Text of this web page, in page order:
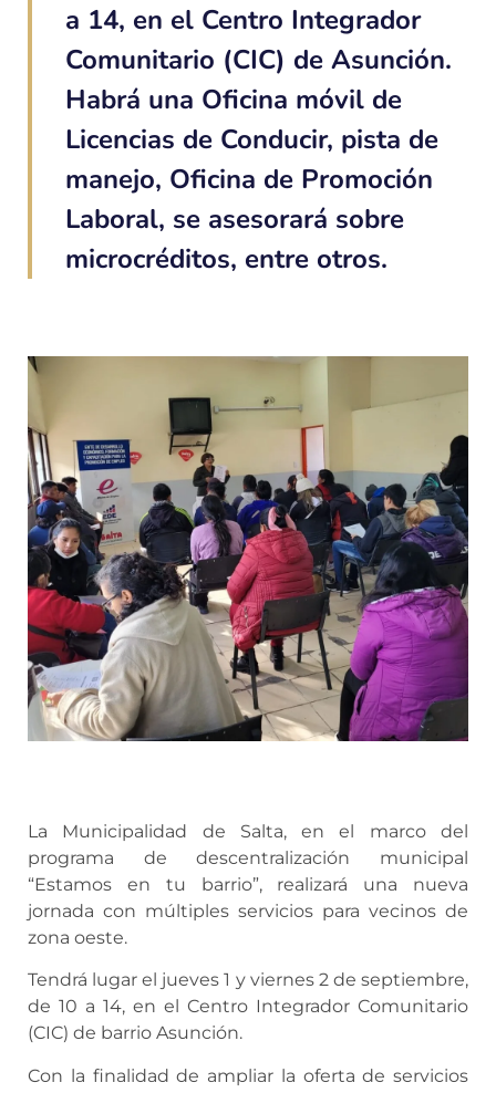
a 14, en el Centro Integrador
Comunitario (CIC) de Asunción.
Habrá una Oficina móvil de
Licencias de Conducir, pista de
manejo, Oficina de Promoción
Laboral, se asesorará sobre
microcréditos, entre otros.
La Municipalidad de Salta, en el marco del
programa de descentralización municipal
“Estamos en tu barrio”, realizará una nueva
jornada con múltiples servicios para vecinos de
zona oeste.
Tendrá lugar el jueves 1 y viernes 2 de septiembre,
de 10 a 14, en el Centro Integrador Comunitario
(CIC) de barrio Asunción.
Con la finalidad de ampliar la oferta de servicios